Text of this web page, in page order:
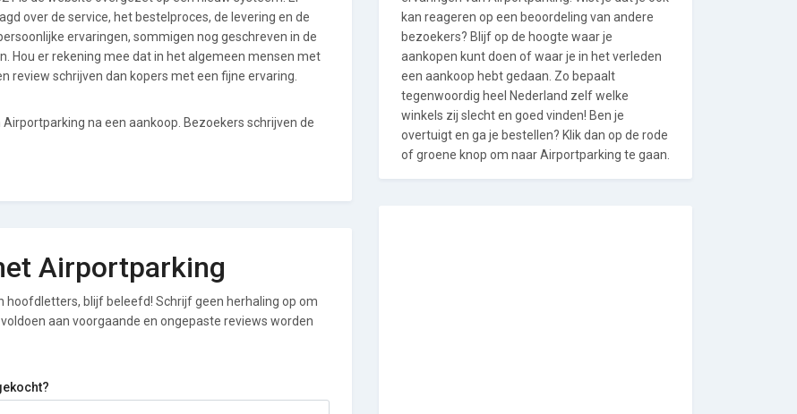
over de service, het bestelproces, de levering en de
ervaringen, sommigen nog geschreven in de
Hou er rekening mee dat in het algemeen mensen met
review schrijven dan kopers met een fijne ervaring.
na een aankoop. Bezoekers schrijven de
Airportparking
hoofdletters, blijf beleefd! Schrijf geen herhaling op om
aan voorgaande en ongepaste reviews worden
kan reageren op een beoordeling van andere
bezoekers? Blijf op de hoogte waar je
aankopen kunt doen of waar je in het verleden
een aankoop hebt gedaan. Zo bepaalt
tegenwoordig heel Nederland zelf welke
winkels zij slecht en goed vinden! Ben je
overtuigt en ga je bestellen? Klik dan op de rode
of groene knop om naar Airportparking te gaan.